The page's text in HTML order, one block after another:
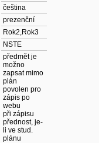
čeština
prezenční
Rok2,Rok3
NSTE
předmět je
možno
zapsat mimo
plán
povolen pro
zápis po
webu
při zápisu
přednost, je-
li ve stud.
plánu